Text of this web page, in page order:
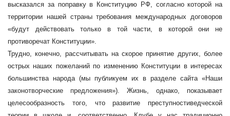
высказался за поправку в Конституцию РФ, согласно которой на
территории нашей страны требования международных договоров
«будут действовать только в той части, в которой они не
противоречат Конституции».
Трудно, конечно, рассчитывать на скорое принятие других, более
острых наших пожеланий по изменению Конституции в интересах
большинства народа (мы публикуем их в разделе сайта «Наши
законотворческие предложения»). Жизнь, однако, показывает
целесообразность того, что развитие преступностиведческой